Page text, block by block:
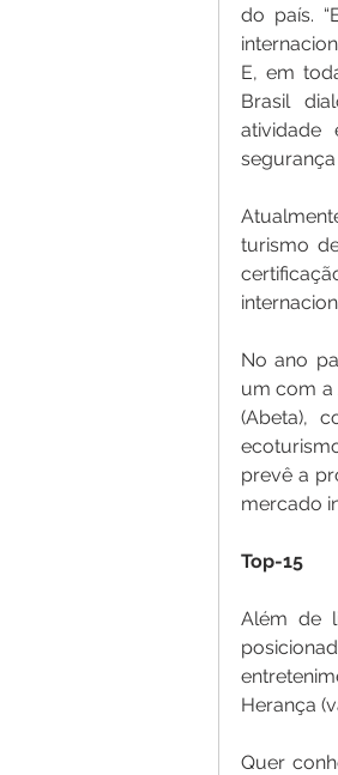
do país.
E, em
Brasil
atividade
turismo
No ano
um com a
(Abeta),
prevê a
mercado
Top-15
Além de
Herança